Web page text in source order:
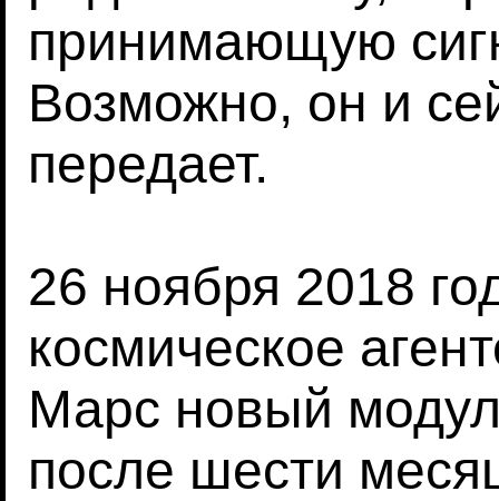
принимающую
Возможно, он и
передает.
26 ноября 2018
космическое
Марс новый
после шести